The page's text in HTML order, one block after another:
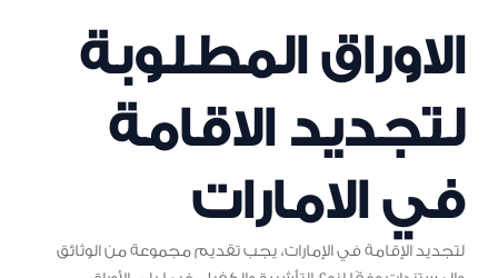
الاوراق المطلوبة
لتجديد الاقامة
في الامارات
لتجديد الإقامة في الإمارات، يجب تقديم مجموعة من الوثائق